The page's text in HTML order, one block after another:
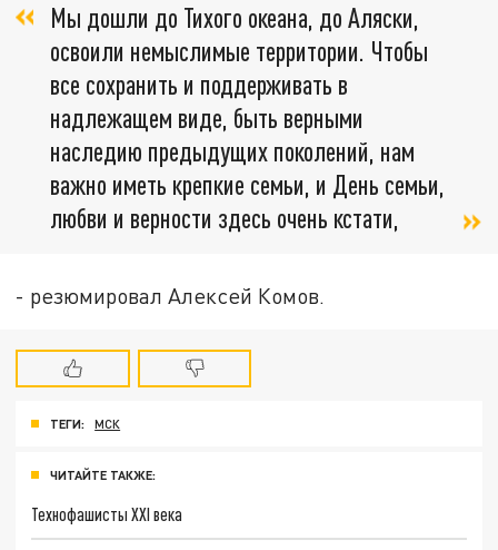
Мы дошли до Тихого океана, до Аляски,
освоили немыслимые территории. Чтобы
все сохранить и поддерживать в
надлежащем виде, быть верными
наследию предыдущих поколений, нам
важно иметь крепкие семьи, и День семьи,
любви и верности здесь очень кстати,
- резюмировал Алексей Комов.
ТЕГИ: МСК
ЧИТАЙТЕ ТАКЖЕ:
Технофашисты XXI века